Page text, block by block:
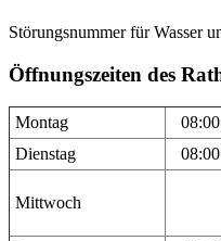
Störungsnummer für Wasser
Öffnungszeiten des
Montag
Dienstag
Mittwoch